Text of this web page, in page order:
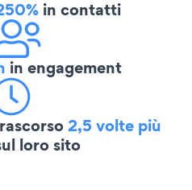
in contatti
in engagement
2,5 volte più
loro sito